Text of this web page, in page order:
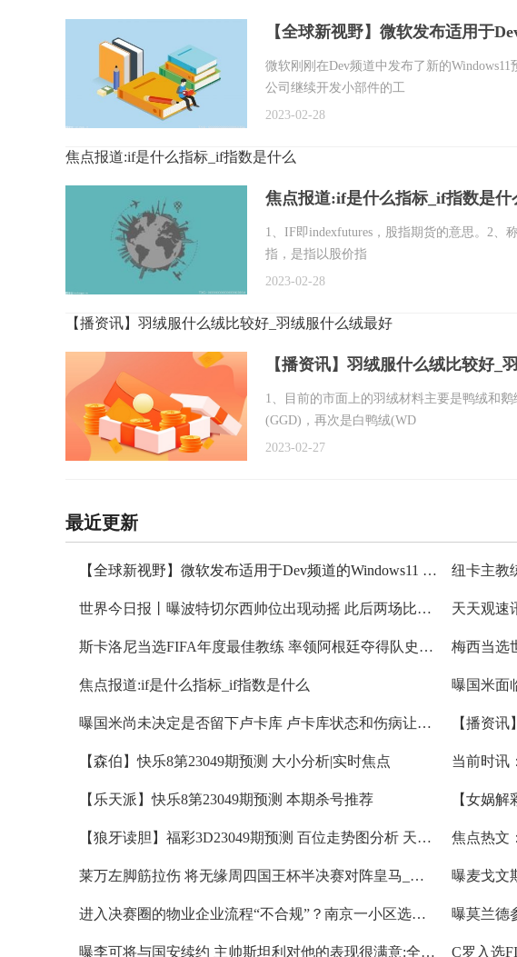
【全球新视野】微软发布适用于
微软刚刚在Dev频道中发布了新的
公司继续开发小部件的工
2023-02-28
焦点报道:if是什么指标_if指数是什么
焦点报道:if是什么指标_if指数是什
1、IF即indexfutures，股指期货的意思。2
指，是指以股价指
2023-02-28
【播资讯】羽绒服什么绒比较好_羽绒服什么绒最好
【播资讯】羽绒服什么绒比较好_
1、目前的市面上的羽绒材料主要是鸭绒
(GGD)，再次是白鸭绒(WD
2023-02-27
最近更新
【全球新视野】微软发布适用于Dev频道的Windows11 Build 25174
世界今日报丨曝波特切尔西帅位出现动摇 此后两场比赛将决定波特未来
斯卡洛尼当选FIFA年度最佳教练 率领阿根廷夺得队史第三个世界杯冠军|快看 梅西当选
焦点报道:if是什么指标_if指数是什么 曝国米面
曝国米尚未决定是否留下卢卡库 卢卡库状态和伤病让国米担忧-当前视讯 【播资
【森伯】快乐8第23049期预测 大小分析|实时焦点
【乐天派】快乐8第23049期预测 本期杀号推荐 【女娲
【狼牙读胆】福彩3D23049期预测 百位走势图分析 天天快消息
莱万左脚筋拉伤 将无缘周四国王杯半决赛对阵皇马_前沿热点 曝麦戈文
进入决赛圈的物业企业流程“不合规”？南京一小区选聘物业不是一般烦 曝莫兰德
曝李可将与国安续约 主帅斯坦利对他的表现很满意:全球速看料